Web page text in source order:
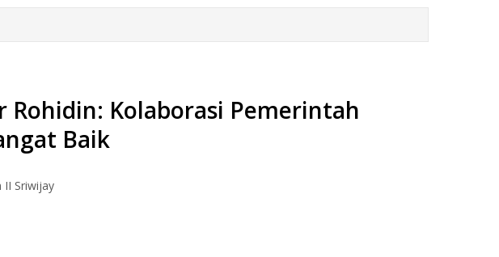
Rohidin: Kolaborasi Pemerintah
Baik
II Sriwijay